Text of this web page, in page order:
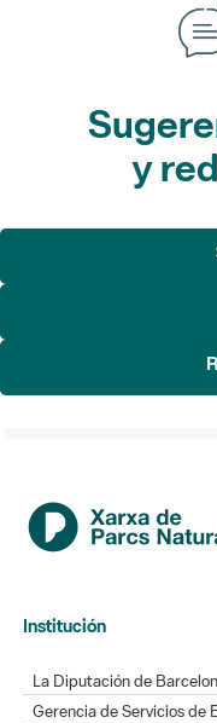
y
Institución
La Diputación de
Gerencia de Servicios de